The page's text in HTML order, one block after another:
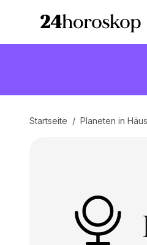
Startseite / Planeten in